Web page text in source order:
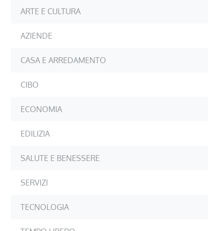
ARTE E CULTURA
AZIENDE
CASA E ARREDAMENTO
CIBO
ECONOMIA
EDILIZIA
SALUTE E BENESSERE
SERVIZI
TECNOLOGIA